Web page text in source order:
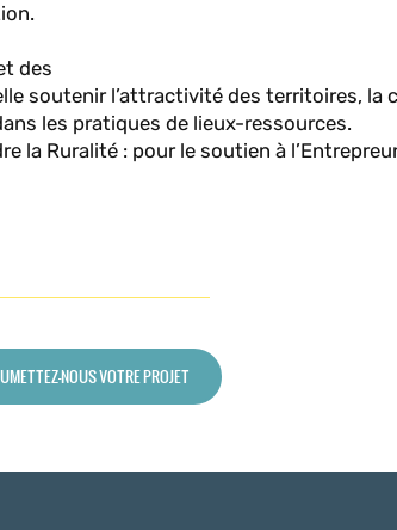
des
soutenir l’attractivité des territoires, la
les pratiques de lieux-ressources.
la Ruralité : pour le soutien à
NOUS VOTRE PROJET